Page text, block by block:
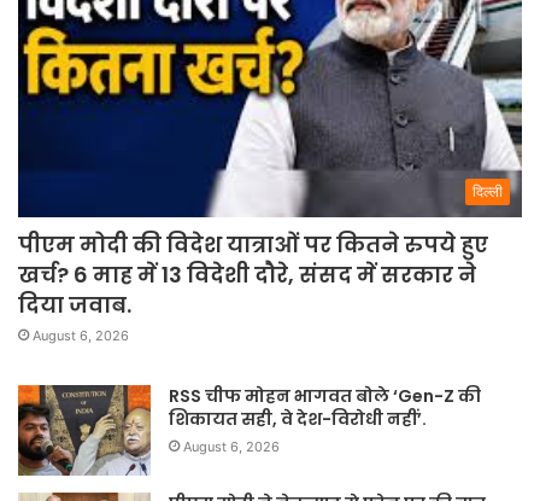
दिल्ली
पीएम मोदी की विदेश यात्राओं पर कितने रुपये हुए
खर्च? 6 माह में 13 विदेशी दौरे, संसद में सरकार ने
दिया जवाब.
August 6, 2026
RSS चीफ मोहन भागवत बोले ‘Gen-Z की
शिकायत सही, वे देश-विरोधी नहीं’.
August 6, 2026